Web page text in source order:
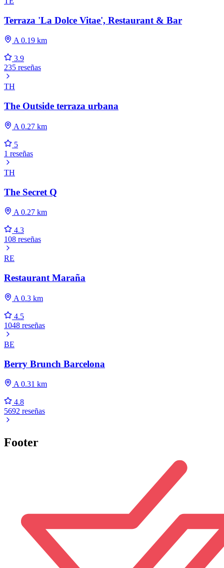
Terraza 'La Dolce Vitae', Restaurant & Bar
A 0.19 km
3.9
235 reseñas
TH
The Outside terraza urbana
A 0.27 km
5
1 reseñas
TH
The Secret Q
A 0.27 km
4.3
108 reseñas
RE
Restaurant Maraña
A 0.3 km
4.5
1048 reseñas
BE
Berry Brunch Barcelona
A 0.31 km
4.8
5692 reseñas
Footer